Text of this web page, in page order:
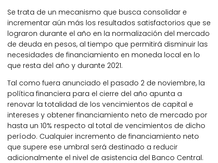
Se trata de un mecanismo que busca consolidar e
incrementar aún más los resultados satisfactorios que se
lograron durante el año en la normalización del mercado
de deuda en pesos, al tiempo que permitirá disminuir las
necesidades de financiamiento en moneda local en lo
que resta del año y durante 2021.
Tal como fuera anunciado el pasado 2 de noviembre, la
política financiera para el cierre del año apunta a
renovar la totalidad de los vencimientos de capital e
intereses y obtener financiamiento neto de mercado por
hasta un 10% respecto al total de vencimientos de dicho
período. Cualquier incremento de financiamiento neto
que supere ese umbral será destinado a reducir
adicionalmente el nivel de asistencia del Banco Central.